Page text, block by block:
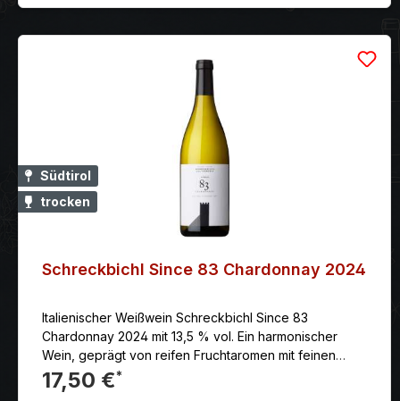
Südtirol
trocken
Schreckbichl Since 83 Chardonnay 2024
Italienischer Weißwein Schreckbichl Since 83
Chardonnay 2024 mit 13,5 % vol. Ein harmonischer
Wein, geprägt von reifen Fruchtaromen mit feinen
Haselnuss- und Vanillenoten und einer fein integrierten
Säure.
17,50 €*